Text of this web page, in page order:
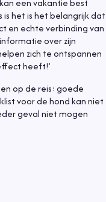
een vakantie best
is het is het belangrijk dat
en echte verbinding van
over zijn
zich te ontspannen
heeft!’
op de reis: goede
voor de hond kan niet
geval niet mogen